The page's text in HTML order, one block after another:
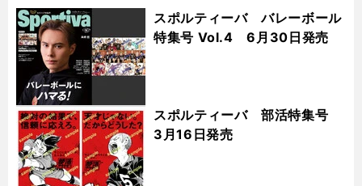
スポルティーバ バレーボール
特集号 Vol.4 6月30日発売
スポルティーバ 部活特集号
3月16日発売